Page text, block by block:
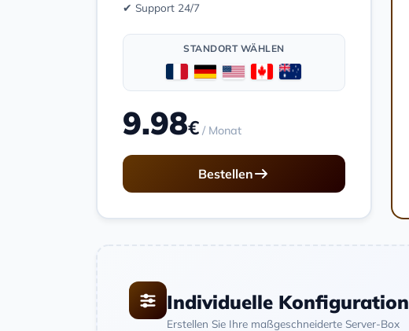
✔ Support 24/7
STANDORT WÄHLEN
9.98€ / Monat
Bestellen
Individuelle Konfiguration
Erstellen Sie Ihre maßgeschneiderte Server-Box